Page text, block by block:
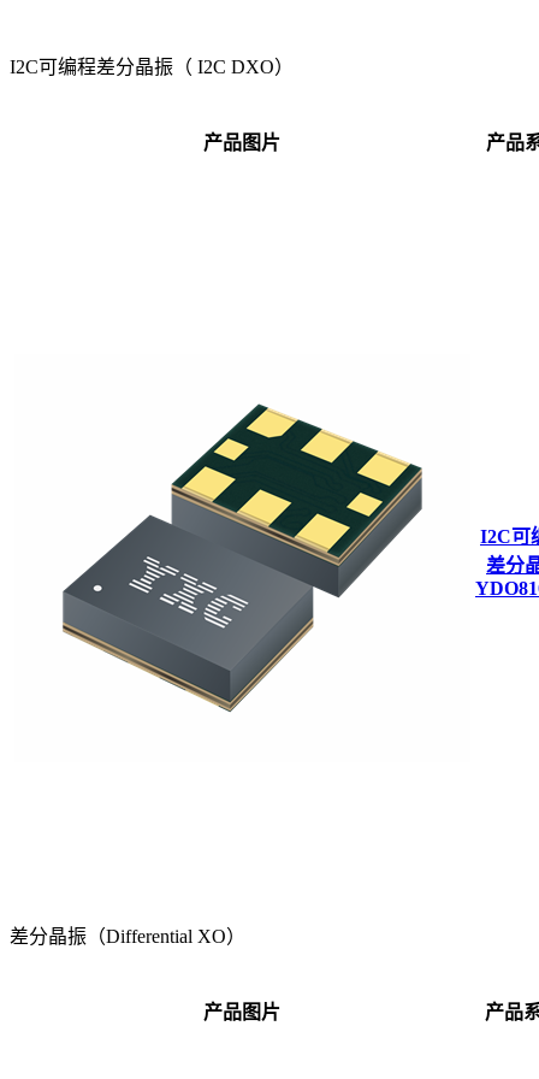
I2C可编程差分晶振（ I2C DXO）
产品图片 产品
I2C可
差分
差分晶振（Differential XO）
产品图片 产品